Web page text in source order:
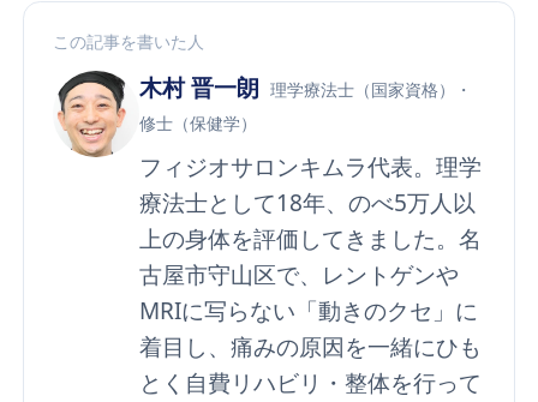
この記事を書いた人
木村 晋一朗 理学療法士（国家資格）・
修士（保健学）
フィジオサロンキムラ代表。理学
療法士として18年、のべ5万人以
上の身体を評価してきました。名
古屋市守山区で、レントゲンや
MRIに写らない「動きのクセ」に
着目し、痛みの原因を一緒にひも
とく自費リハビリ・整体を行って